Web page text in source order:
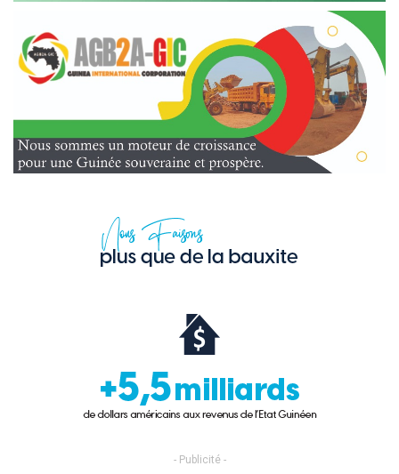
- Publicité -